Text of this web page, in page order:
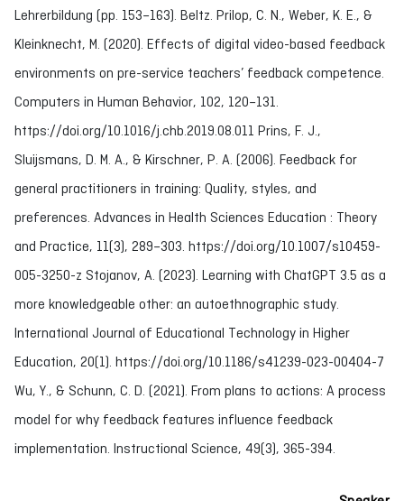
Lehrerbildung (pp. 153–163). Beltz. Prilop, C. N., Weber, K. E., &
Kleinknecht, M. (2020). Effects of digital video-based feedback
environments on pre-service teachers’ feedback competence.
Computers in Human Behavior, 102, 120–131.
https://doi.org/10.1016/j.chb.2019.08.011 Prins, F. J.,
Sluijsmans, D. M. A., & Kirschner, P. A. (2006). Feedback for
general practitioners in training: Quality, styles, and
preferences. Advances in Health Sciences Education : Theory
and Practice, 11(3), 289–303. https://doi.org/10.1007/s10459-
005-3250-z Stojanov, A. (2023). Learning with ChatGPT 3.5 as a
more knowledgeable other: an autoethnographic study.
International Journal of Educational Technology in Higher
Education, 20(1). https://doi.org/10.1186/s41239-023-00404-7
Wu, Y., & Schunn, C. D. (2021). From plans to actions: A process
model for why feedback features influence feedback
implementation. Instructional Science, 49(3), 365-394.